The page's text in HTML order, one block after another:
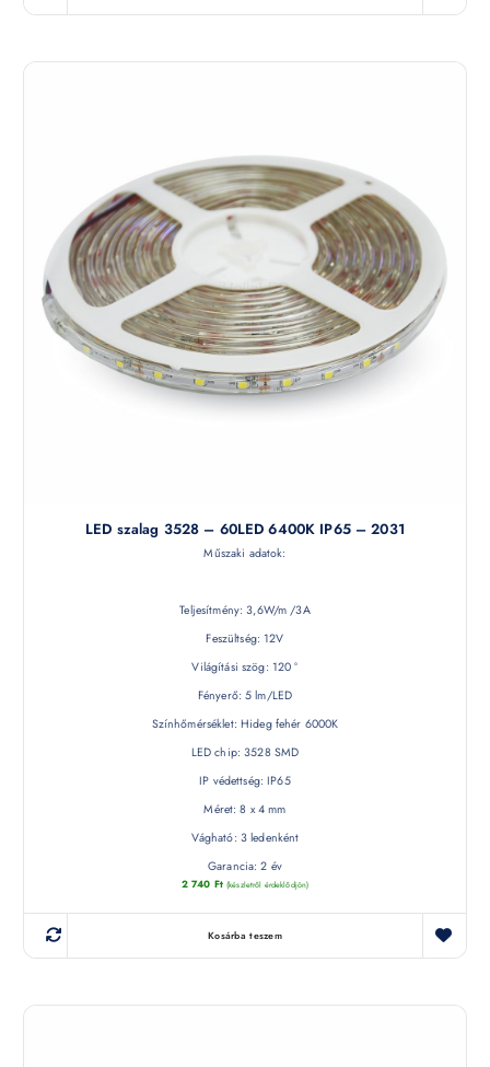
LED szalag 3528 – 60LED 6400K IP65 – 2031
Műszaki adatok:
Teljesítmény: 3,6W/m /3A
Feszültség: 12V
Világítási szög: 120 °
Fényerő: 5 lm/LED
Színhőmérséklet: Hideg fehér 6000K
LED chip: 3528 SMD
IP védettség: IP65
Méret: 8 x 4 mm
Vágható: 3 ledenként
Garancia: 2 év
2 740 Ft (készletről érdeklődjön)
Kosárba teszem